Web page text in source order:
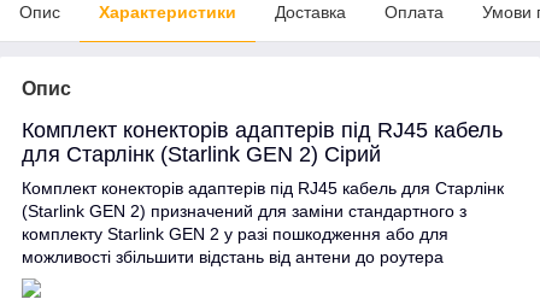
Опис Характеристики Доставка Оплата Умови
Опис
Комплект конекторів адаптерів під RJ45 кабель
для Старлінк (Starlink GEN 2) Сірий
Комплект конекторів адаптерів під RJ45 кабель для Старлінк
(Starlink GEN 2) призначений для заміни стандартного з
комплекту Starlink GEN 2 у разі пошкодження або для
можливості збільшити відстань від антени до роутера